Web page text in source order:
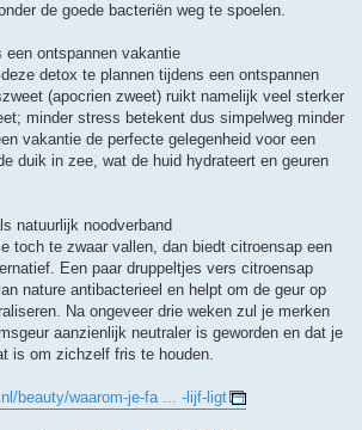
de goede bacteriën weg te spoelen.
ontspannen vakantie
detox te plannen tijdens een ontspannen
(apocrien zweet) ruikt namelijk veel sterker
minder stress betekent dus simpelweg minder
vakantie de perfecte gelegenheid voor een
duik in zee, wat de huid hydrateert en geuren
natuurlijk noodverband
toch te zwaar vallen, dan biedt citroensap een
Een paar druppeltjes vers citroensap
nature antibacterieel en helpt om de geur op
Na ongeveer drie weken zul je merken
aanzienlijk neutraler is geworden en dat je
is om zichzelf fris te houden.
beauty/waarom-je-fa ... -lijf-ligt